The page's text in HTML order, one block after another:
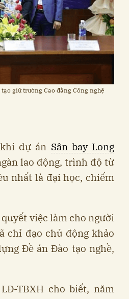
giữ trường Cao đẳng Công nghệ
dự án Sân bay Long
lao động, trình độ từ
nhất là đại học, chiếm
việc làm cho người
chỉ đạo chủ động khảo
Đề án Đào tạo nghề,
TBXH cho biết, năm